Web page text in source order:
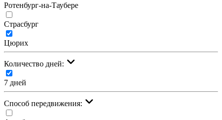
Ротенбург-на-Таубере
Страсбург
Цюрих
Количество дней:
7 дней
Cпособ передвижения: